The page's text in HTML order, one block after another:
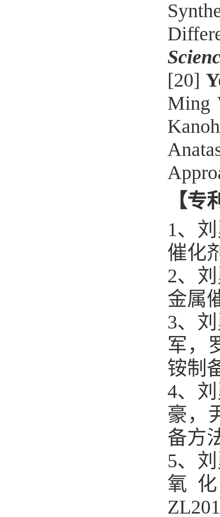
[20]
Ming
【专
1、
催化
2、
金属
3、
军，
铵制
4、
豪，
备方
5、
氧